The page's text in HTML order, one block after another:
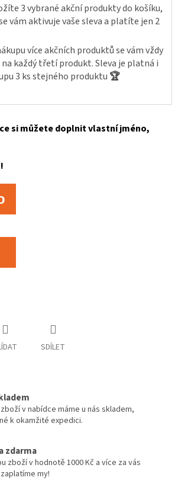
3 vybrané akční produkty do košíku,
vám aktivuje vaše sleva a platíte jen 2
více akčních produktů se vám vždy
každý třetí produkt. Sleva je platná i
3 ks stejného produktu 🏆
si můžete doplnit vlastní jméno,
SDÍLET
v nabídce máme u nás skladem,
k okamžité expedici.
zdarma
zboží v hodnotě 1000 Kč a více za vás
my!